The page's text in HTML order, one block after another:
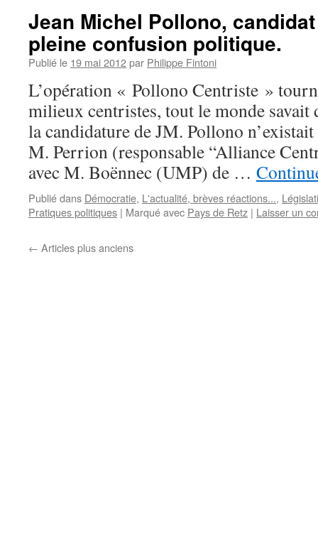
Jean Michel Pollono, candidat
pleine confusion politique.
Publié le 19 mai 2012par Philippe Fintoni
L’opération « Pollono Centriste »
milieux centristes, tout le monde savait
la candidature de JM. Pollono
M. Perrion (responsable “Alliance
avec M. Boënnec (UMP) de …
Publié dans Démocratie, L'actualité, brèves réactions...,
Pratiques politiques | Marqué avec Pays de Retz | Laisser un
← Articles plus anciens